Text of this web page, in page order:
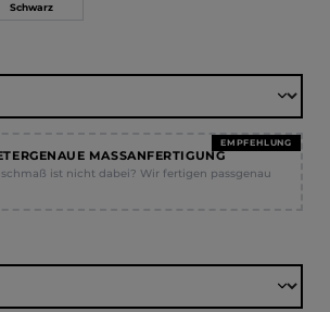
Schwarz
EMPFEHLUNG
MASSANFERTIGUNG
ist nicht dabei? Wir fertigen passgenau